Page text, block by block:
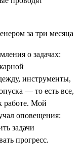
о задачах:
инструменты,
— то есть все,
работе. Мой
оповещения:
задачи
прогресс.